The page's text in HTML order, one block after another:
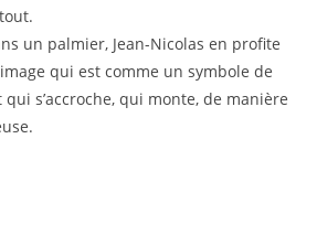
un palmier, Jean-Nicolas en profite
qui est comme un symbole de
qui s’accroche, qui monte, de manière